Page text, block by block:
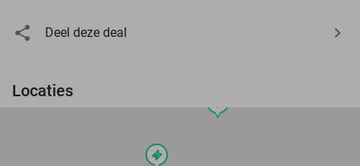
Deel deze deal
Locaties
events